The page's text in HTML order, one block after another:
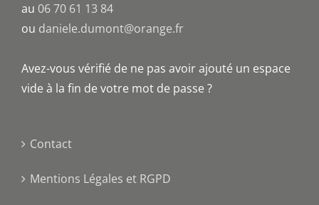
au 06 70 61 13 84
ou daniele.dumont@orange.fr
Avez-vous vérifié de ne pas avoir ajouté un espace
vide à la fin de votre mot de passe ?
Contact
Mentions Légales et RGPD